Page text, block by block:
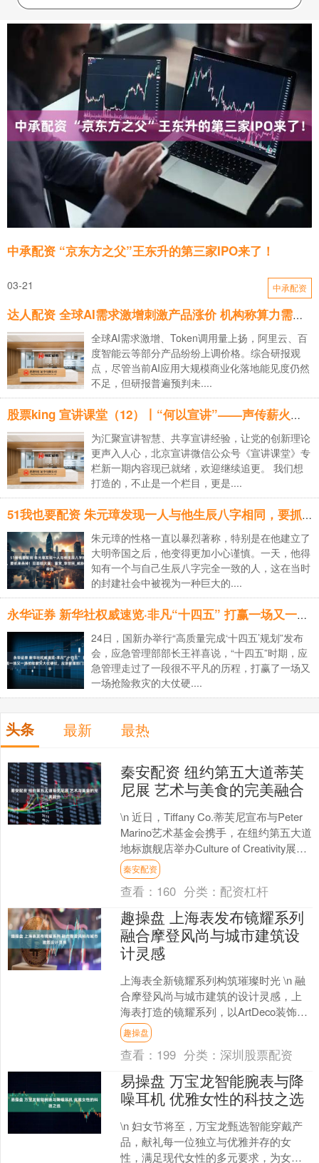
中承配资 “京东方之父”王东升的第三家IPO来了！
03-21 中承配资
达人配资 全球AI需求激增刺激产品涨价 机构称算力需求仍有望进一步上行
全球AI需求激增、Token调用量上扬，阿里云、百
度智能云等部分产品纷纷上调价格。综合研报观
点，尽管当前AI应用大规模商业化落地能见度仍然
不足，但研报普遍预判未....
股票king 宣讲课堂（12）丨“何以宣讲”——声传薪火，行担家国
为汇聚宣讲智慧、共享宣讲经验，让党的创新理论
更声入人心，北京宣讲微信公众号《宣讲课堂》专
栏新一期内容现已就绪，欢迎继续追更。 我们想
打造的，不止是一个栏目，更是....
51我也要配资 朱元璋发现一人与他生辰八字相同，要抓来杀掉！见面却大喜：重赏_李世民_威胁_命运
朱元璋的性格一直以暴烈著称，特别是在他建立了
大明帝国之后，他变得更加小心谨慎。一天，他得
知有一个与自己生辰八字完全一致的人，这在当时
的封建社会中被视为一种巨大的....
永华证券 新华社权威速览·非凡“十四五” 打赢一场又一场抢险救灾大仗硬仗，应急管理部门这样干
24日，国新办举行“高质量完成‘十四五’规划”发布
会，应急管理部部长王祥喜说，“十四五”时期，应
急管理走过了一段很不平凡的历程，打赢了一场又
一场抢险救灾的大仗硬....
头条 最新 最热
秦安配资 纽约第五大道蒂芙
尼展 艺术与美食的完美融合
\n 近日，Tiffany Co.蒂芙尼宣布与Peter
Marino艺术基金会携手，在纽约第五大道
地标旗舰店举办Culture of Creativity展
览....
秦安配资
查看： 160 分类： 配资杠杆
趣操盘 上海表发布镜耀系列
融合摩登风尚与城市建筑设
计灵感
上海表全新镜耀系列构筑璀璨时光 \n 融
合摩登风尚与城市建筑的设计灵感，上
海表打造的镜耀系列，以ArtDeco装饰艺
术风格的设计语言诠释东方浪漫，其标
志性的十二....
趣操盘
查看： 199 分类：深圳股票配资
易操盘 万宝龙智能腕表与降
噪耳机 优雅女性的科技之选
\n 妇女节将至，万宝龙甄选智能穿戴产
品，献礼每一位独立与优雅并存的女
性，满足现代女性的多元要求，为女性